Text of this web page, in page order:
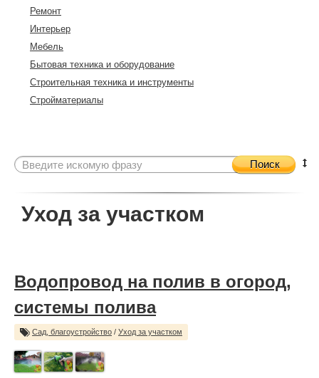
Ремонт
Интерьер
Мебель
Бытовая техника и оборудование
Строительная техника и инструменты
Стройматериалы
Поиск
Уход за участком
Водопровод на полив в огород,
системы полива
Сад, благоустройство / Уход за участком